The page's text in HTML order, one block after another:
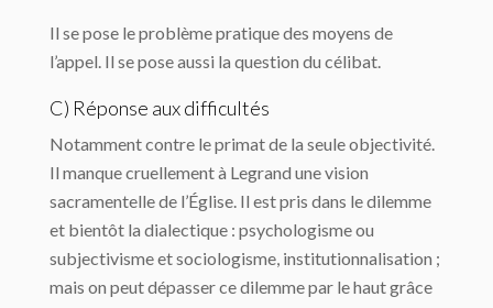
Il se pose le problème pratique des moyens de
l’appel. Il se pose aussi la question du célibat.
C) Réponse aux difficultés
Notamment contre le primat de la seule objectivité.
Il manque cruellement à Legrand une vision
sacramentelle de l’Église. Il est pris dans le dilemme
et bientôt la dialectique : psychologisme ou
subjectivisme et sociologisme, institutionnalisation ;
mais on peut dépasser ce dilemme par le haut grâce